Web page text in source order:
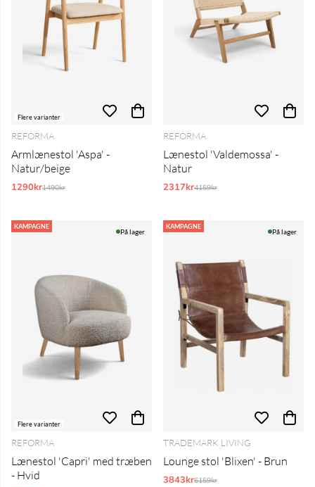
Flere varianter
REFORMA
Armlænestol 'Aspa' -
Natur/beige
1290krNormalpris:
1490kr
REFORMA
Lænestol 'Valdemossa' -
Natur
2317krNormalpris:
4159kr
KAMPAGNE
Flere varianter
På lager
REFORMA
Lænestol 'Capri' med træben
- Hvid
KAMPAGNE
På lager
TRADEMARK LIVING
Lounge stol 'Blixen' - Brun
3843krNormalpris:
6159kr